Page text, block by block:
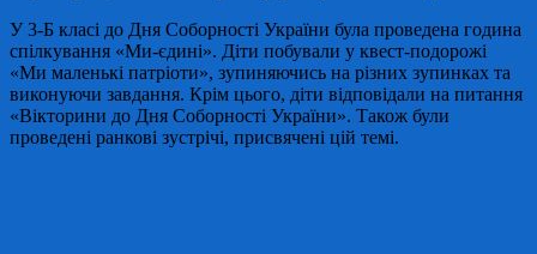
У 3-Б класі до Дня Соборності України була проведена година
спілкування «Ми-єдині». Діти побували у квест-подорожі
«Ми маленькі патріоти», зупиняючись на різних зупинках та
виконуючи завдання. Крім цього, діти відповідали на питання
«Вікторини до Дня Соборності України». Також були
проведені ранкові зустрічі, присвячені цій темі.